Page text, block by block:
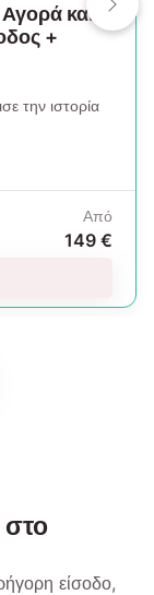
και
+
την ιστορία
Από
149 €
στο
είσοδο,